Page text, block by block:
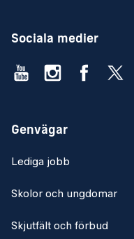
Sociala medier
Genvägar
Lediga jobb
Skolor och ungdomar
Skjutfält och förbud